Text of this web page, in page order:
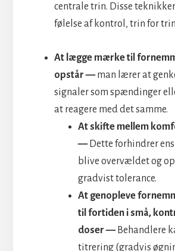
centrale trin. Disse
følelse af kontrol, trin for
At lægge mærke til
opstår —man lærer at
signaler som spændinger
at reagere med det samme.
At skifte mellem
—Dette forhindrer
blive overvældet og
gradvist tolerance.
At genopleve
til fortiden i små,
doser — Behandlere
titrering (gradvis